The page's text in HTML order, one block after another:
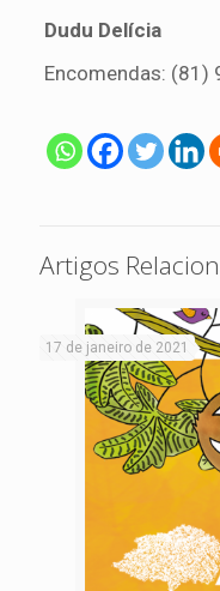
Dudu Delícia
Encomendas: (81)
Artigos
17 de janeiro de 2021